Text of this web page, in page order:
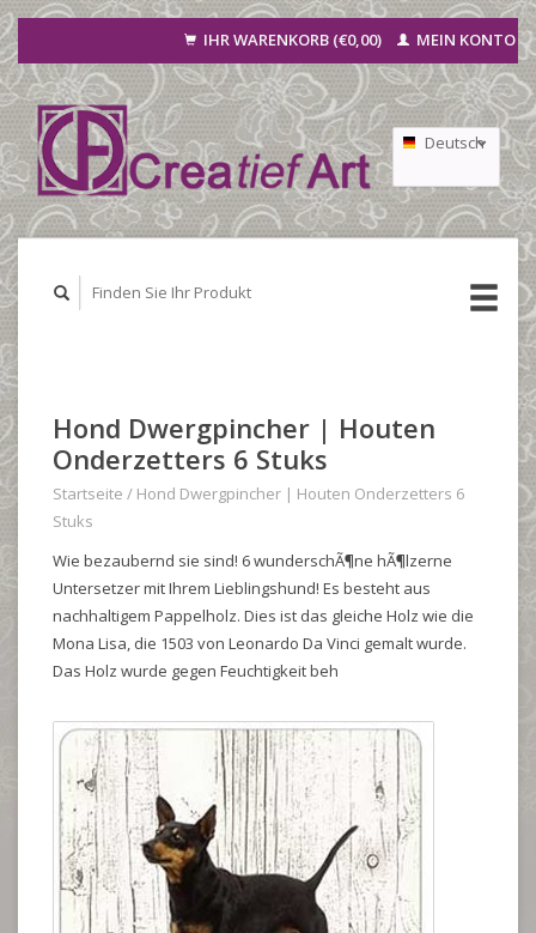
IHR WARENKORB (€0,00) MEIN KONTO
Deutsch
Nederlands
Hond Dwergpincher | Houten
Onderzetters 6 Stuks
Startseite / Hond Dwergpincher | Houten Onderzetters 6
Stuks
Wie bezaubernd sie sind! 6 wunderschÃ¶ne hÃ¶lzerne
Untersetzer mit Ihrem Lieblingshund! Es besteht aus
nachhaltigem Pappelholz. Dies ist das gleiche Holz wie die
Mona Lisa, die 1503 von Leonardo Da Vinci gemalt wurde.
Das Holz wurde gegen Feuchtigkeit beh